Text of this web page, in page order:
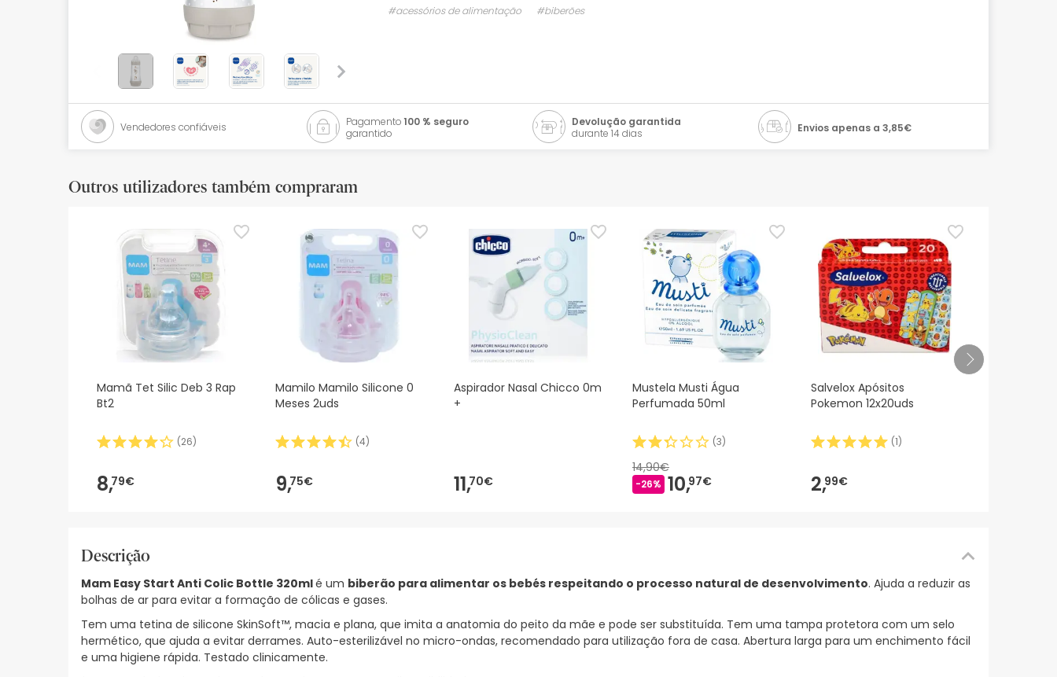
Cosmética natural
Promoções
Mais vendidos
#acessórios de alimentação
#biberões
Vendedores confiáveis Pagamento100 % seguro
garantido
Devolução garantida
durante 14 dias
Envios apenas a 3,85€
Outros utilizadores também compraram
Mamã Tet Silic Deb 3 Rap
Bt2
(26)
8,79€
Mamilo Mamilo Silicone 0
Meses 2uds
(4)
9,75€
Aspirador Nasal Chicco 0m
+
11,70€
Mustela Musti Água
Perfumada 50ml
(3)
14,90€
-26% 10,97€
Salvelox Apósitos
Pokemon 12x20uds
(1)
2,99€
Descrição
Mam Easy Start Anti Colic Bottle 320mlé um biberão para alimentar os bebés respeitando o processo natural de desenvolvimento. Ajuda a reduzir as
bolhas de ar para evitar a formação de cólicas e gases.
Tem uma tetina de silicone SkinSoft™, macia e plana, que imita a anatomia do peito da mãe e pode ser substituída. Tem uma tampa protetora com um selo
hermético, que ajuda a evitar derrames. Auto-esterilizável no micro-ondas, recomendado para utilização fora de casa. Abertura larga para um enchimento fácil
e uma higiene rápida. Testado clinicamente.